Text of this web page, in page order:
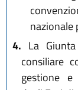
nazionale
4. La
consiliare
gestione e